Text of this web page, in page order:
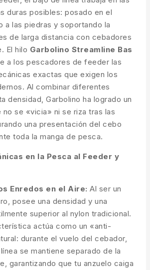
duras posibles: posado en el
a las piedras y soportando la
de larga distancia con cebadores
El hilo Garbolino Streamline Bas
a los pescadores de feeder las
exactas que exigen los
Al combinar diferentes
densidad, Garbolino ha logrado un
se «vicia» ni se riza tras las
una presentación del cebo
toda la manga de pesca.
en la Pesca al Feeder y
Enredos en el Aire: Al ser un
posee una densidad y una
superior al nylon tradicional.
actúa como un «anti-
durante el vuelo del cebador,
se mantiene separado de la
garantizando que tu anzuelo caiga